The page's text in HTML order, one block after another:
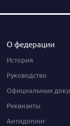
О федерации
История
Руководство
Официальные
Реквизиты
Антидопинг